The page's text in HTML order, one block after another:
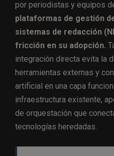
por periodistas y equipos
plataformas de gestión
sistemas de redacción
fricción en su adopción.
integración directa evita la
herramientas externas y
artificial en una capa
infraestructura existente,
de orquestación que
tecnologías heredadas.